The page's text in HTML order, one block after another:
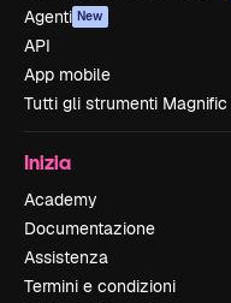
Agenti New
API
App mobile
Tutti gli strumenti Magnific
Inizia
Academy
Documentazione
Assistenza
Termini e condizioni